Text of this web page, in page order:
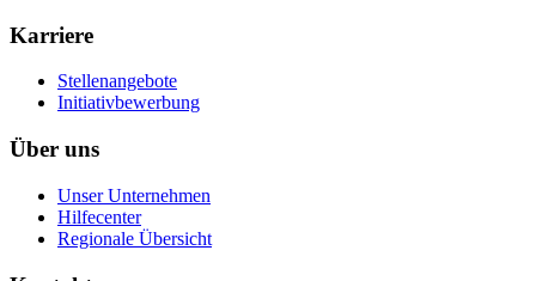
Karriere
Stellenangebote
Initiativbewerbung
Über uns
Unser Unternehmen
Hilfecenter
Regionale Übersicht